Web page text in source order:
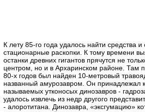
К лету 85-го года удалось найти средства и
стационарные раскопки. К тому времени
останки древних гигантов прячутся не
центром, но и в Архаринском районе. Там
80-х годов был найден 10-метровый
названный амурозавром. Он принадлежал к
называемых утконосых динозавров -
удалось извлечь из недр другого
- алоротитана. Динозавра, «эксгумацию»